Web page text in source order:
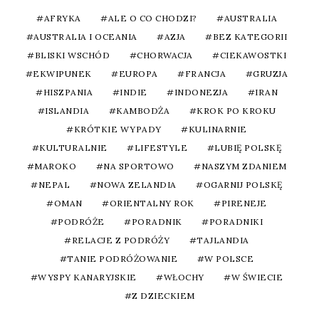
AFRYKA ALE O CO CHODZI?
AUSTRALIA
AUSTRALIA I OCEANIA
AZJA
BEZ KATEGORII
BLISKI WSCHÓD
CHORWACJA
CIEKAWOSTKI
EKWIPUNEK
EUROPA FRANCJA
GRUZJA
HISZPANIA
INDIE INDONEZJA
IRAN
ISLANDIA
KAMBODŻA
KROK PO KROKU
KRÓTKIE WYPADY
KULINARNIE
KULTURALNIE
LIFESTYLE
LUBIĘ POLSKĘ
MAROKO
NA SPORTOWO
NASZYM ZDANIEM
NEPAL
NOWA ZELANDIA
OGARNIJ POLSKĘ
OMAN
ORIENTALNY ROK
PIRENEJE
PODRÓŻE
PORADNIK
PORADNIKI
RELACJE Z PODRÓŻY
TAJLANDIA
TANIE PODRÓŻOWANIE
W POLSCE
WYSPY KANARYJSKIE
WŁOCHY
W ŚWIECIE
Z DZIECKIEM